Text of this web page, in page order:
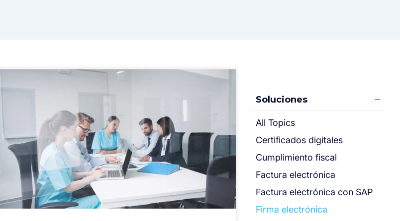
Soluciones
All Topics
Certificados digitales
Cumplimiento fiscal
Factura electrónica
Factura electrónica con SAP
Firma electrónica